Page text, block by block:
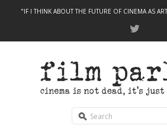
"IF I THINK ABOUT THE FUTURE OF CINEMA AS